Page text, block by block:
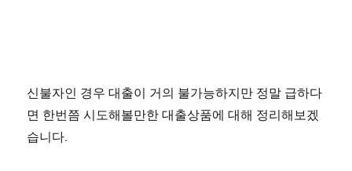
신불자인 경우 대출이 거의 불가능하지만 정말 급하다
면 한번쯤 시도해볼만한 대출상품에 대해 정리해보겠
습니다.